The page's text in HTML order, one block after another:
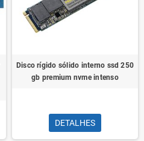
Disco rígido sólido interno ssd 250
gb premium nvme intenso
DETALHES